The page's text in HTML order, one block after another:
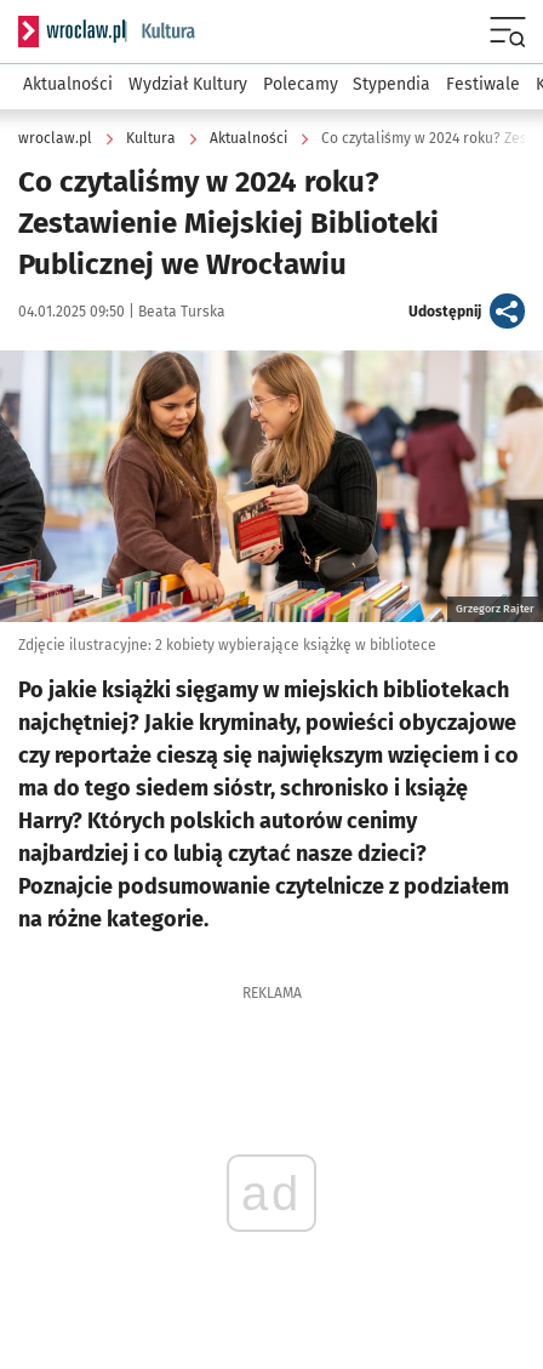
Serwis informacyjny wroclaw.pl podserwis: Kultura
Aktualności Wydział Kultury Polecamy Stypendia Festiwale
wroclaw.pl Kultura Aktualności Co czytaliśmy w 2024 roku?
Co czytaliśmy w 2024 roku?
Zestawienie Miejskiej Biblioteki
Publicznej we Wrocławiu
Data publikacji:
04.01.2025 09:50 | Autor:
Beata Turska Udostępnijartykuł
Kliknij, aby powiększyć
Grzegorz Rajter
Zdjęcie ilustracyjne: 2 kobiety wybierające książkę w bibliotece
Po jakie książki sięgamy w miejskich bibliotekach
najchętniej? Jakie kryminały, powieści obyczajowe
czy reportaże cieszą się największym wzięciem i co
ma do tego siedem sióstr, schronisko i książę
Harry? Których polskich autorów cenimy
najbardziej i co lubią czytać nasze dzieci?
Poznajcie podsumowanie czytelnicze z podziałem
na różne kategorie.
REKLAMA
ad